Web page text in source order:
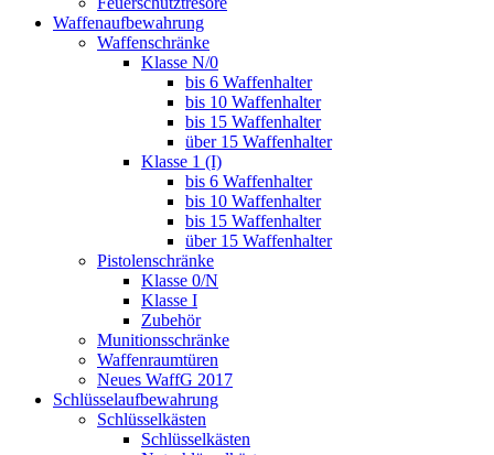
Waffenaufbewahrung
Waffenschränke
Klasse N/0
bis 6 Waffenhalter
bis 10 Waffenhalter
bis 15 Waffenhalter
über 15 Waffenhalter
Klasse 1 (I)
bis 6 Waffenhalter
bis 10 Waffenhalter
bis 15 Waffenhalter
über 15 Waffenhalter
Pistolenschränke
Klasse 0/N
Klasse I
Zubehör
Munitionsschränke
Waffenraumtüren
Neues WaffG 2017
Schlüsselaufbewahrung
Schlüsselkästen
Schlüsselkästen